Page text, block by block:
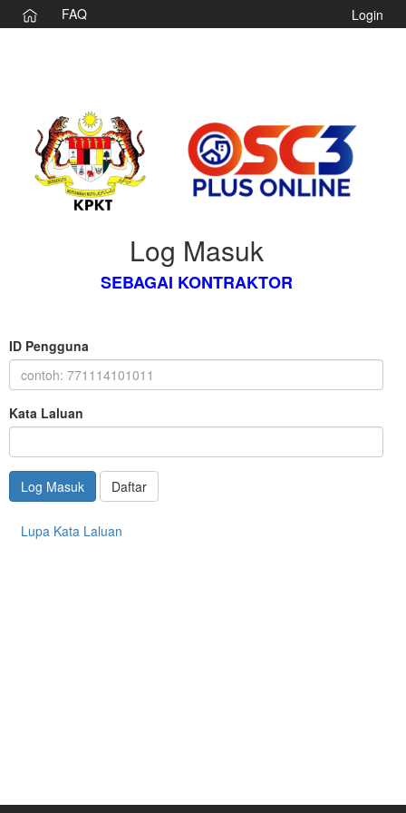
FAQ Login
Log Masuk
SEBAGAI KONTRAKTOR
ID Pengguna
Kata Laluan
Log Masuk Daftar
Lupa Kata Laluan